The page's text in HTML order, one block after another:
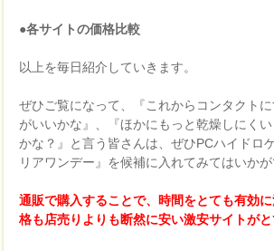
●各サイトの価格比較
以上を毎日紹介していきます。
ぜひご覧になって、『これからコンタクト
がいいかな』、『ほかにもっと乾燥しにく
かな？』と言う皆さんは、ぜひPCハイドロ
リアワンデー』を候補に入れてみてはいか
通販で購入することで、時間をとても有効
格も店売りよりも断然に安い激安サイトがと